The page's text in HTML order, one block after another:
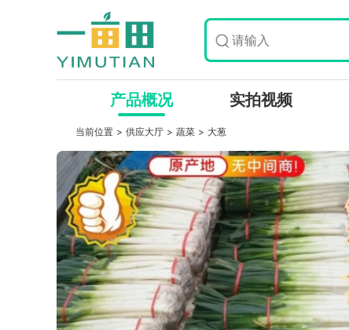
产品概况 实拍视频
当前位置 > 供应大厅 > 蔬菜 > 大葱